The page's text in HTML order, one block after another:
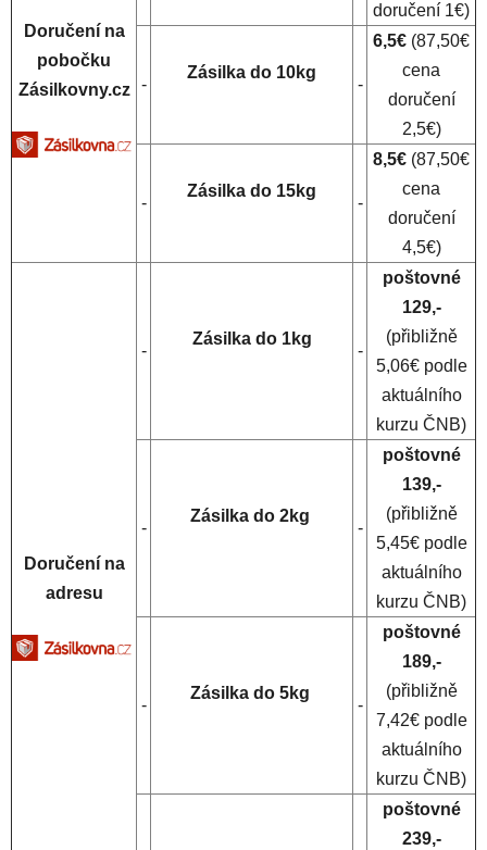
Doručení na
pobočku
Zásilkovny.cz
doručení 1€)
-
Zásilka do 10kg
-
6,5€ (87,50€
cena
doručení
2,5€)
-
Zásilka do 15kg
-
8,5€ (87,50€
cena
doručení
4,5€)
Doručení na
adresu
-
Zásilka do 1kg
-
poštovné
129,-
(přibližně
5,06€ podle
aktuálního
kurzu ČNB)
-
Zásilka do 2kg
-
poštovné
139,-
(přibližně
5,45€ podle
aktuálního
kurzu ČNB)
-
Zásilka do 5kg
-
poštovné
189,-
(přibližně
7,42€ podle
aktuálního
kurzu ČNB)
poštovné
239,-